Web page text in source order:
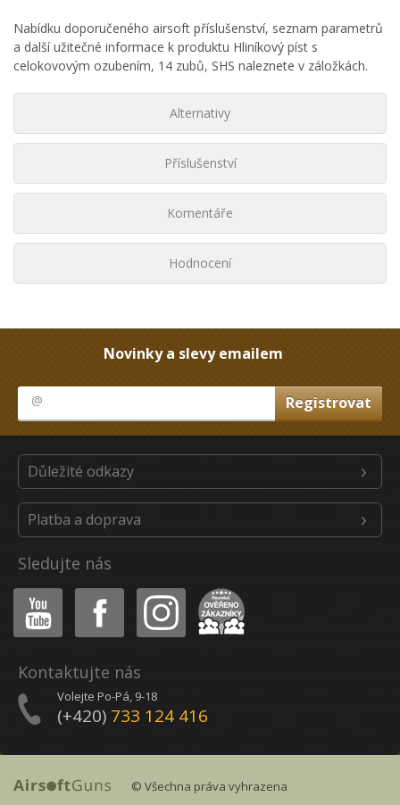
Nabídku doporučeného airsoft příslušenství, seznam parametrů
a další užitečné informace k produktu Hliníkový píst s
celokovovým ozubením, 14 zubů, SHS naleznete v záložkách.
Alternativy
Příslušenství
Komentáře
Hodnocení
Novinky a slevy emailem
Důležité odkazy
Platba a doprava
Sledujte nás
Youtube Facebook Instagram Heureka
Kontaktujte nás
Volejte Po-Pá, 9-18
(+420) 733 124 416
© Všechna práva vyhrazena